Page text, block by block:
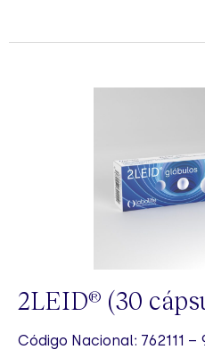
2LEID® (30
Código Nacional: 762111 –